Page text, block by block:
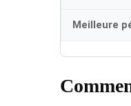
Meilleure